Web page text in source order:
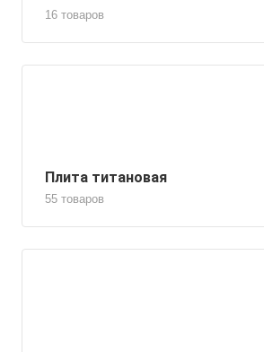
16 товаров
Плита титановая
55 товаров